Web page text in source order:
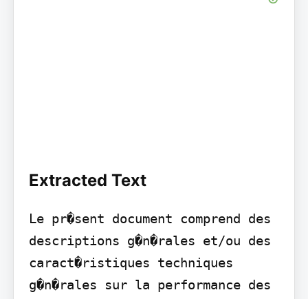
Extracted Text
Le pr�sent document comprend des
descriptions g�n�rales et/ou des
caract�ristiques techniques
g�n�rales sur la performance des